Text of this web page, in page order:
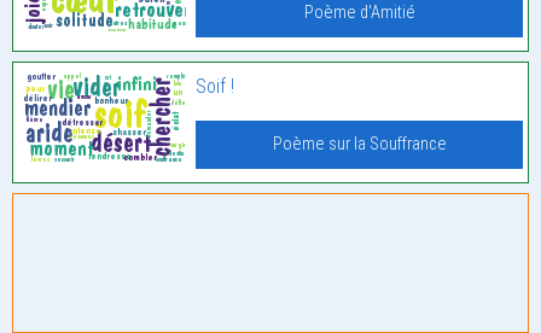
Poème d'Amitié
Soif !
Poème sur la Souffrance